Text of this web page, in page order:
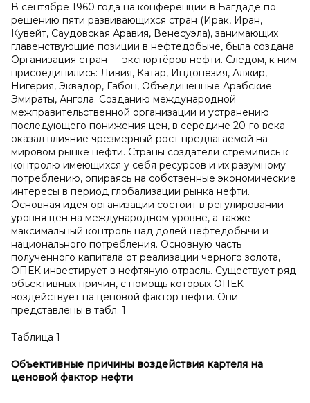
В сентябре 1960 года на конференции в Багдаде по
решению пяти развивающихся стран (Ирак, Иран,
Кувейт, Саудовская Аравия, Венесуэла), занимающих
главенствующие позиции в нефтедобыче, была создана
Организация стран — экспортёров нефти. Следом, к ним
присоединились: Ливия, Катар, Индонезия, Алжир,
Нигерия, Эквадор, Габон, Объединенные Арабские
Эмираты, Ангола. Созданию международной
межправительственной организации и устранению
последующего понижения цен, в середине 20-го века
оказал влияние чрезмерный рост предлагаемой на
мировом рынке нефти. Страны создатели стремились к
контролю имеющихся у себя ресурсов и их разумному
потреблению, опираясь на собственные экономические
интересы в период глобализации рынка нефти.
Основная идея организации состоит в регулировании
уровня цен на международном уровне, а также
максимальный контроль над долей нефтедобычи и
национального потребления. Основную часть
полученного капитала от реализации черного золота,
ОПЕК инвестирует в нефтяную отрасль. Существует ряд
объективных причин, с помощь которых ОПЕК
воздействует на ценовой фактор нефти. Они
представлены в табл. 1
Таблица 1
Объективные причины воздействия картеля на
ценовой фактор нефти